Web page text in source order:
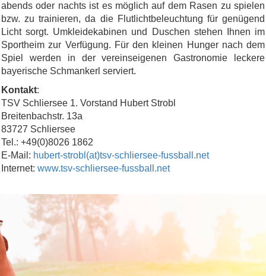
abends oder nachts ist es möglich auf dem Rasen zu spielen
bzw. zu trainieren, da die Flutlichtbeleuchtung für genügend
Licht sorgt. Umkleidekabinen und Duschen stehen Ihnen im
Sportheim zur Verfügung. Für den kleinen Hunger nach dem
Spiel werden in der vereinseigenen Gastronomie leckere
bayerische Schmankerl serviert.
Kontakt:
TSV Schliersee 1. Vorstand Hubert Strobl
Breitenbachstr. 13a
83727 Schliersee
Tel.: +49(0)8026 1862
E-Mail: hubert-strobl(at)tsv-schliersee-fussball.net
Internet: www.tsv-schliersee-fussball.net